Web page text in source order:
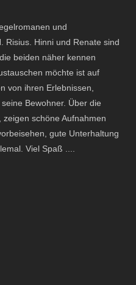
und
Risius. Hinni und Renate sind
beiden näher kennen
möchte ist auf
von ihren Erlebnissen,
Bewohner. Über die
schöne Aufnahmen
gute Unterhaltung
Viel Spaß ....